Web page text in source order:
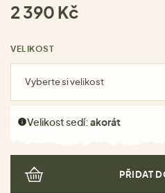
2 390 Kč
VELIKOST
Vyberte si velikost
Velikost sedí:akorát
PŘIDAT